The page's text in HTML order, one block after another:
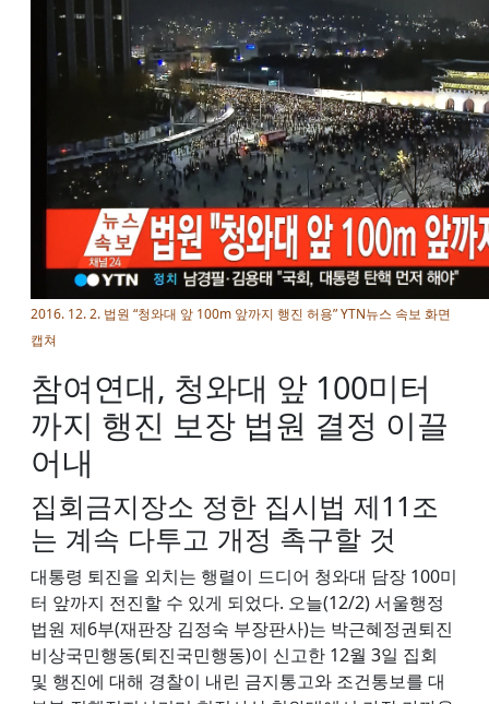
2016. 12. 2. 법원 “청와대 앞 100m 앞까지 행진 허용” YTN뉴스 속보 화면
캡쳐
참여연대, 청와대 앞 100미터
까지 행진 보장 법원 결정 이끌
어내
집회금지장소 정한 집시법 제11조
는 계속 다투고 개정 촉구할 것
대통령 퇴진을 외치는 행렬이 드디어 청와대 담장 100미
터 앞까지 전진할 수 있게 되었다. 오늘(12/2) 서울행정
법원 제6부(재판장 김정숙 부장판사)는 박근혜정권퇴진
비상국민행동(퇴진국민행동)이 신고한 12월 3일 집회
및 행진에 대해 경찰이 내린 금지통고와 조건통보를 대